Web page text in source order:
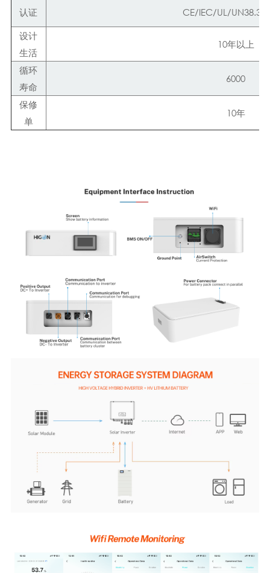
认证
CE/IEC/UL/UN38.3/
设计
生活
10年以上
循环
寿命
6000
保修
单
10年